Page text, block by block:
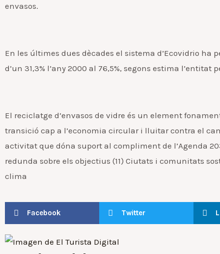
envasos.
En les últimes dues dècades el sistema d’Ecovidrio
d’un 31,3% l’any 2000 al 76,5%, segons estima l’entitat
El reciclatge d’envasos de vidre és un element
transició cap a l’economia circular i lluitar contra el
activitat que dóna suport al compliment de l’Agenda
redunda sobre els objectius (11) Ciutats i comunitats
clima
Facebook Twitter